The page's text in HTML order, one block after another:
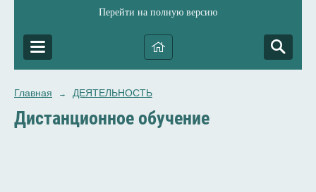
Перейти на полную версию
Главная → ДЕЯТЕЛЬНОСТЬ
Дистанционное обучение